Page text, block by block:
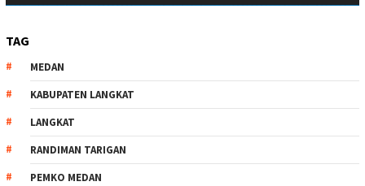
TAG
MEDAN
KABUPATEN LANGKAT
LANGKAT
RANDIMAN TARIGAN
PEMKO MEDAN